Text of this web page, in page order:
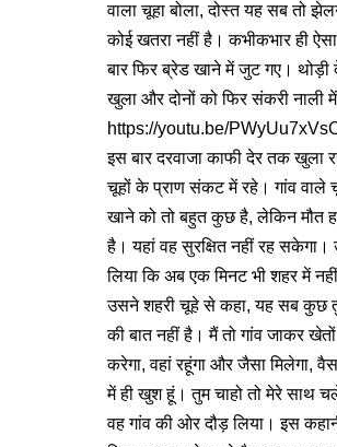
वाला चूहा बोला, दोस्त यह सब तो
कोई खतरा नहीं है। कभीकभार ही
बार फिर ब्रेड खाने में जुट गए। थोड़ी
खुला और दोनों को फिर संकरी नाली
https://youtu.be/
इस बार दरवाजा काफी देर तक खुला
चूहों के प्राण संकट में रहे। गांव वाले
खाने को तो बहुत कुछ है, लेकिन मौत
है। यहां वह सुरक्षित नहीं रह
लिया कि अब एक मिनट भी शहर में
उसने शहरी चूहे से कहा, यह सब कुछ
की बात नहीं है। मैं तो गांव जाकर
करेगा, वहां रहूंगा और जैसा मिलेगा,
में ही खुश हूं। तुम चाहो तो मेरे साथ
वह गांव की ओर दौड़ लिया। इस